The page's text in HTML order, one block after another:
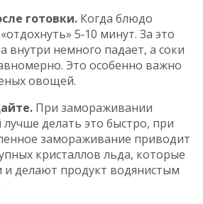
готовки. Когда блюдо
5‑10 минут. За это
внутри немного падает, а соки
Это особенно важно
овощей.
При замораживании
делать это быстро, при
замораживание приводит
кристаллов льда, которые
и делают продукт водянистым